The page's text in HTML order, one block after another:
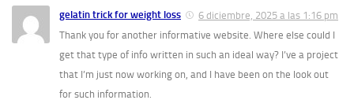
gelatin trick for weight loss
6 diciembre, 2025 a las 1:16 pm
Thank you for another informative website. Where else could I
get that type of info written in such an ideal way? I’ve a project
that I’m just now working on, and I have been on the look out
for such information.